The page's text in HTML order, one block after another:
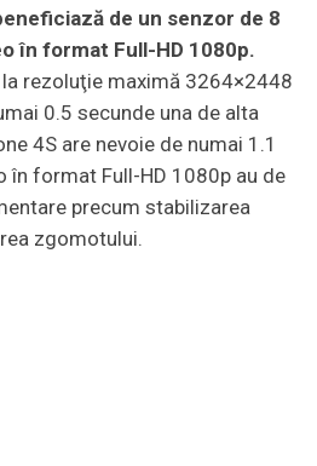
de un senzor de 8
în format Full-HD 1080p.
rezoluţie maximă 3264×2448
0.5 secunde una de alta
4S are nevoie de numai 1.1
în format Full-HD 1080p au de
precum stabilizarea
zgomotului.